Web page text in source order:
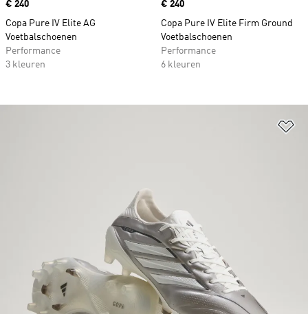
Price
€ 240
Copa Pure IV Elite AG
Voetbalschoenen
Performance
3 kleuren
Price
€ 240
Copa Pure IV Elite Firm Ground
Voetbalschoenen
Performance
6 kleuren